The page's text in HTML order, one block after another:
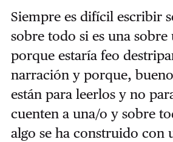
Siempre es difícil escribir
sobre todo si es una sobre
porque estaría feo
narración y porque,
están para leerlos y no
cuenten a una/o y sobre
algo se ha construido con